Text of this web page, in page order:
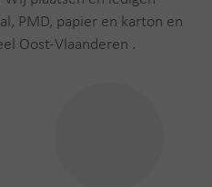
PMD, papier en karton en
Oost-Vlaanderen .